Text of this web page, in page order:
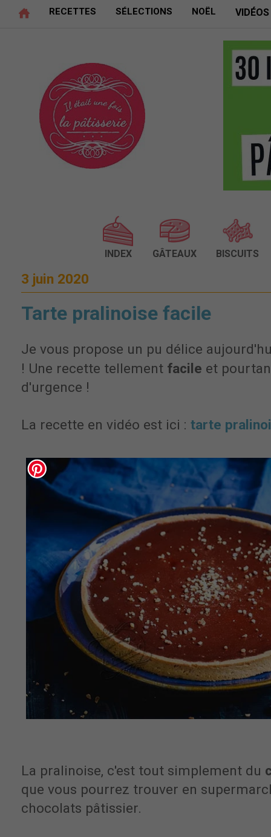
RECETTES SÉLECTIONS NOËL VIDÉOS
INDEX GÂTEAUX BISCUITS
3 juin 2020
Tarte pralinoise facile
Je vous propose un pu délice
! Une recette tellement facile et
d'urgence !
La recette en vidéo est ici : tarte
La pralinoise, c'est tout simplement du
que vous pourrez trouver en
chocolats pâtissier.